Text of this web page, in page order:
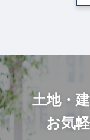
土地・
お気